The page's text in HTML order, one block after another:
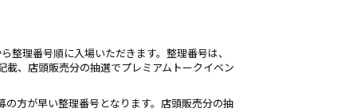
理番号順に入場いただきます。整理番号は、
、店頭販売分の抽選でプレミアムトークイベン
方が早い整理番号となります。店頭販売分の抽